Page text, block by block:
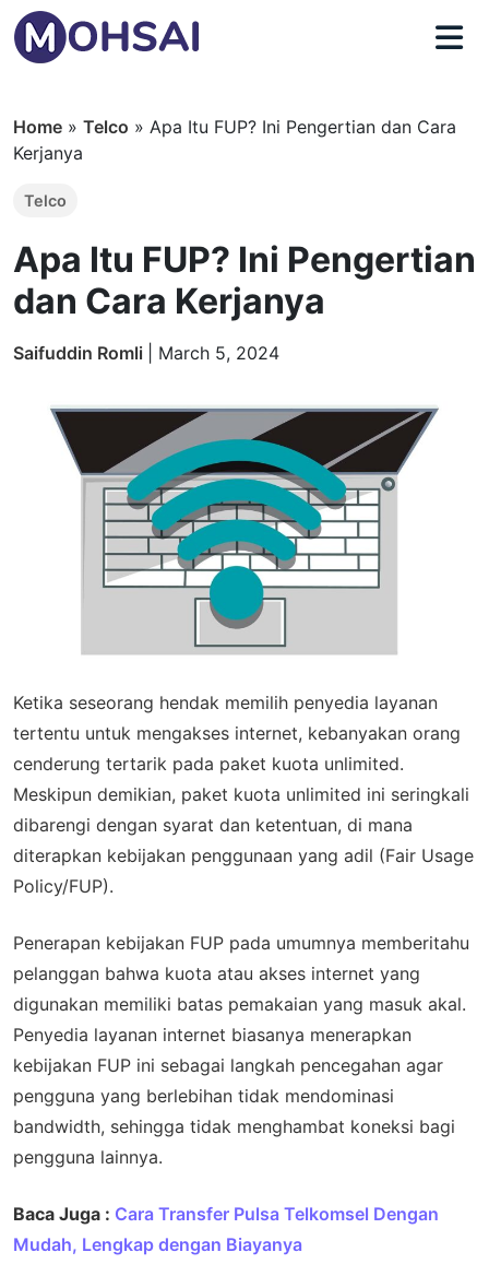
Home » Telco » Apa Itu FUP? Ini Pengertian dan Cara
Kerjanya
Telco
Apa Itu FUP? Ini Pengertian
dan Cara Kerjanya
Saifuddin Romli March 5, 2024
Ketika seseorang hendak memilih penyedia layanan
tertentu untuk mengakses internet, kebanyakan orang
cenderung tertarik pada paket kuota unlimited.
Meskipun demikian, paket kuota unlimited ini seringkali
dibarengi dengan syarat dan ketentuan, di mana
diterapkan kebijakan penggunaan yang adil (Fair Usage
Policy/FUP).
Penerapan kebijakan FUP pada umumnya memberitahu
pelanggan bahwa kuota atau akses internet yang
digunakan memiliki batas pemakaian yang masuk akal.
Penyedia layanan internet biasanya menerapkan
kebijakan FUP ini sebagai langkah pencegahan agar
pengguna yang berlebihan tidak mendominasi
bandwidth, sehingga tidak menghambat koneksi bagi
pengguna lainnya.
Baca Juga : Cara Transfer Pulsa Telkomsel Dengan
Mudah, Lengkap dengan Biayanya